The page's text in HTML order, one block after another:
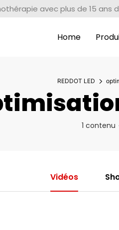
avec plus de 15 ans
Home
REDDOT LED
1 contenu
Vidéos